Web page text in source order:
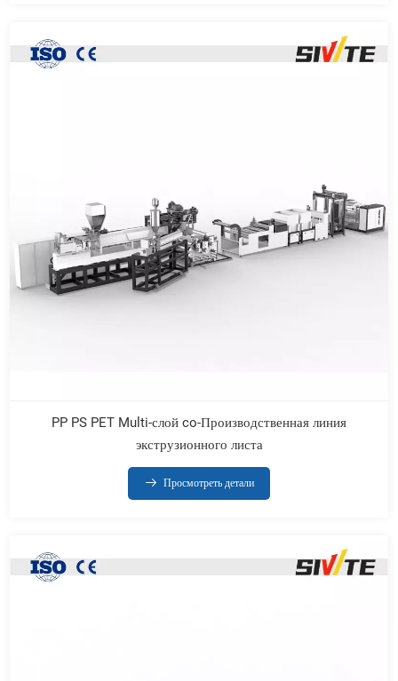
PP PS PET Multi-слой co-Производственная линия
экструзионного листа
Просмотреть детали